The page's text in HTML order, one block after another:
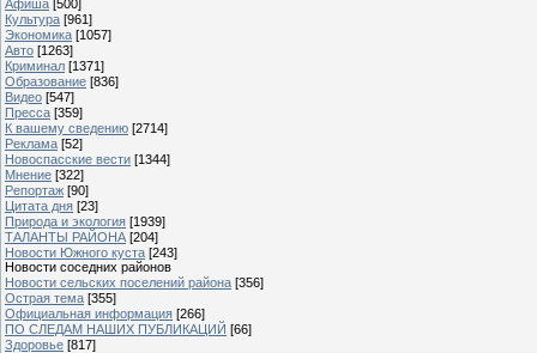
Афиша [500]
Культура [961]
Экономика [1057]
Авто [1263]
Криминал [1371]
Образование [836]
Видео [547]
Пресса [359]
К вашему сведению [2714]
Реклама [52]
Новоспасские вести [1344]
Мнение [322]
Репортаж [90]
Цитата дня [23]
Природа и экология [1939]
ТАЛАНТЫ РАЙОНА [204]
Новости Южного куста [243]
Новости соседних районов
Новости сельских поселений района [356]
Острая тема [355]
Официальная информация [266]
ПО СЛЕДАМ НАШИХ ПУБЛИКАЦИЙ [66]
Здоровье [817]